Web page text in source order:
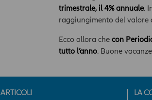
trimestrale, il 4% annuale.
raggiungimento del valore
Ecco allora che con
tutto l’anno. Buone
ARTICOLI
LA